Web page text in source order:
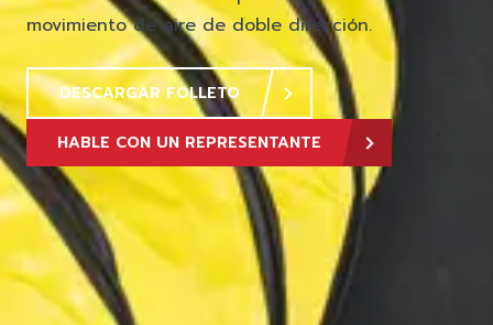
movimiento de aire de doble dirección.
DESCARGAR FOLLETO
HABLE CON UN REPRESENTANTE